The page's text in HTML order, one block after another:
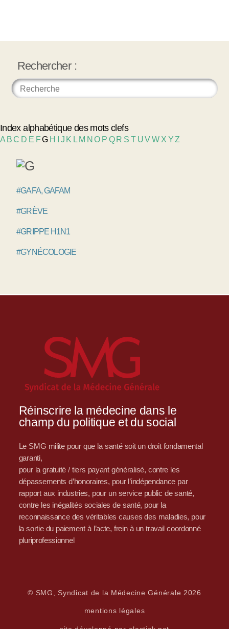
Rechercher :
Index alphabétique des mots clefs
A BC D E FG H J K L M NO P Q R S T UVW X YZ
#GAFA, GAFAM
#GRÈVE
#GRIPPE H1N1
#GYNÉCOLOGIE
Réinscrire la médecine dans le
champ du politique et du social
Le SMG milite pour que la santé soit un droit fondamental
garanti,
pour la gratuité / tiers payant généralisé, contre les
dépassements d’honoraires, pour l’indépendance par
rapport aux industries, pour un service public de santé,
contre les inégalités sociales de santé, pour la
reconnaissance des véritables causes des maladies, pour
la sortie du paiement à l’acte, frein à un travail coordonné
pluriprofessionnel
© SMG, Syndicat de la Médecine Générale 2026
mentions légales